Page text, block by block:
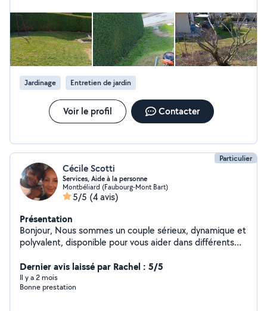
Jardinage Entretien de jardin
Voir le profil Contacter
Particulier
Cécile Scotti
Services, Aide à la personne
Montbéliard (Faubourg-Mont Bart)
5/5 (4 avis)
Présentation
Bonjour, Nous sommes un couple sérieux, dynamique et
polyvalent, disponible pour vous aider dans différents
compétences complémentaires, nous proposons des
services variés avec soin, efficacité et bonne humeur.
Ménage et entretien Aide au déménagement Jardinage
Dernier avis laissé par Rachel : 5/5
Il y a 2 mois
Bonne prestation